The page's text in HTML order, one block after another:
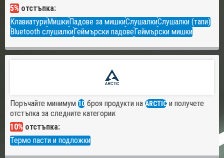
5% отстъпка:
КлавиатуриМишкиПадове за мишкиСлушалкиСлушалки (тапи)
Bluetooth слушалкиГеймърски падовеГеймърски мишки
Поръчайте минимум 10 броя продукти на ARCTIC и получете
отстъпка за следните категории:
10% отстъпка:
Термо пасти и подложки